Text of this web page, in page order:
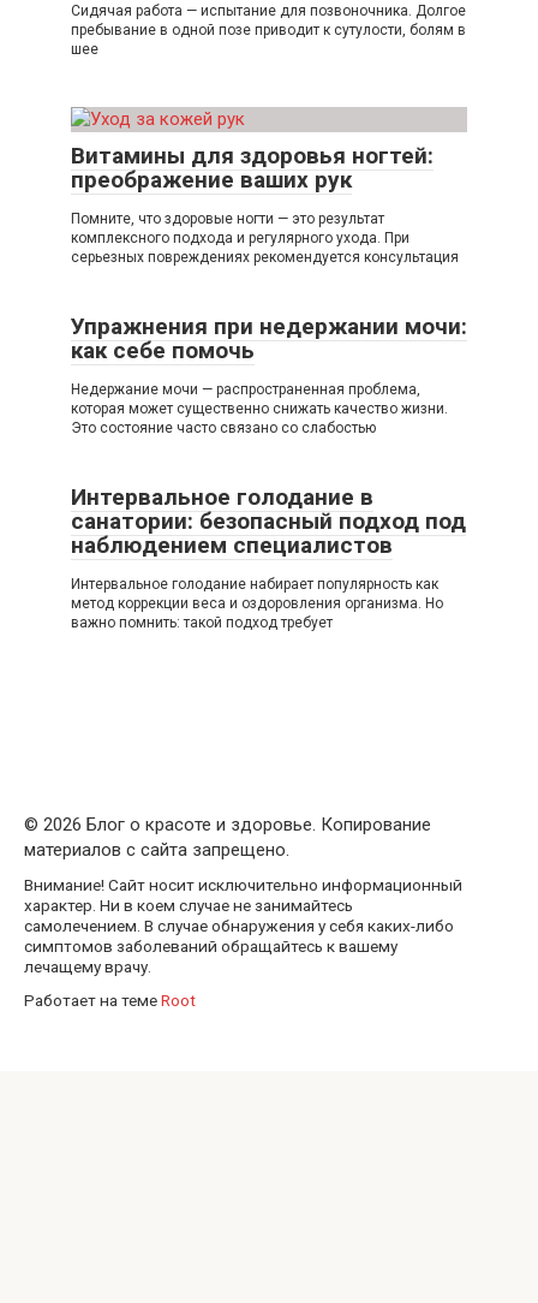
Сидячая работа — испытание для позвоночника. Долгое
пребывание в одной позе приводит к сутулости, болям в
шее
Витамины для здоровья ногтей:
преображение ваших рук
Помните, что здоровые ногти — это результат
комплексного подхода и регулярного ухода. При
серьезных повреждениях рекомендуется консультация
Упражнения при недержании мочи:
как себе помочь
Недержание мочи — распространенная проблема,
которая может существенно снижать качество жизни.
Это состояние часто связано со слабостью
Интервальное голодание в
санатории: безопасный подход под
наблюдением специалистов
Интервальное голодание набирает популярность как
метод коррекции веса и оздоровления организма. Но
важно помнить: такой подход требует
© 2026 Блог о красоте и здоровье. Копирование
материалов с сайта запрещено.
Внимание! Сайт носит исключительно информационный
характер. Ни в коем случае не занимайтесь
самолечением. В случае обнаружения у себя каких-либо
симптомов заболеваний обращайтесь к вашему
лечащему врачу.
Работает на темеRoot